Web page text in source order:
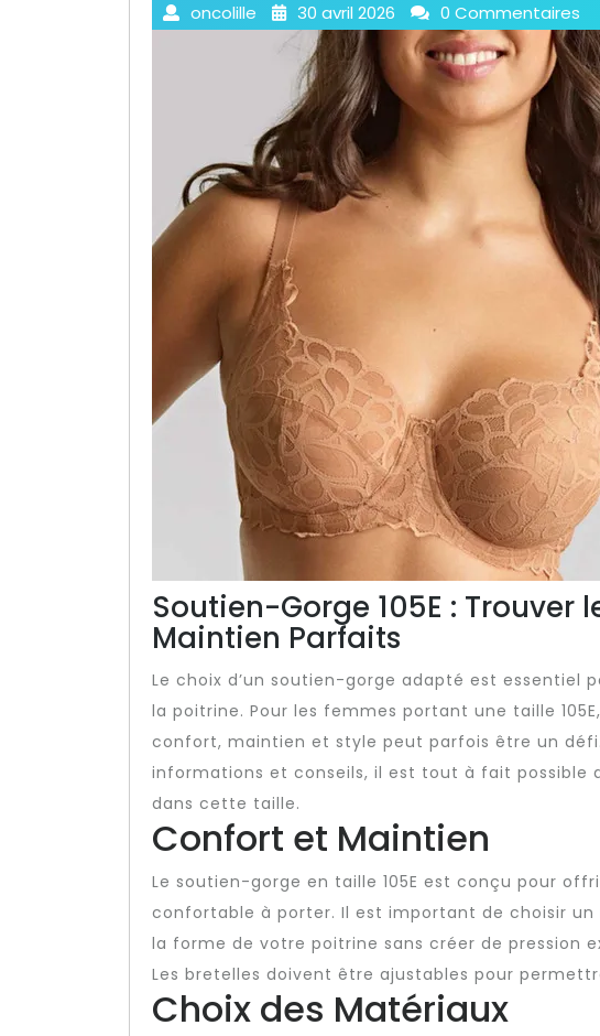
oncolille 30 avril 2026 0 Commentaires
Soutien-Gorge 105E : Trouver
Maintien Parfaits
Le choix d’un soutien-gorge adapté est essentiel
la poitrine. Pour les femmes portant une taille
confort, maintien et style peut parfois être un
informations et conseils, il est tout à fait possible
dans cette taille.
Confort et Maintien
Le soutien-gorge en taille 105E est conçu pour
confortable à porter. Il est important de choisir
la forme de votre poitrine sans créer de pression
Les bretelles doivent être ajustables pour
Choix des Matériaux